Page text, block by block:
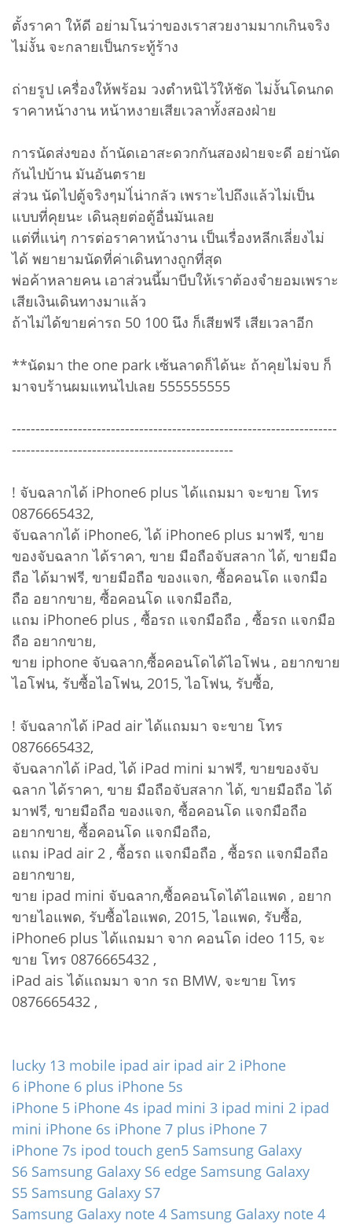
ตั้งราคา ให้ดี อย่ามโนว่าของเราสวยงามมากเกินจริง
ไม่งั้น จะกลายเป็นกระทู้ร้าง
ถ่ายรูป เครื่องให้พร้อม วงตำหนิไว้ให้ชัด ไม่งั้นโดนกด
ราคาหน้างาน หน้าหงายเสียเวลาทั้งสองฝ่าย
การนัดส่งของ ถ้านัดเอาสะดวกกันสองฝ่ายจะดี อย่านัด
กันไปบ้าน มันอันตราย
ส่วน นัดไปตู้จริงๆมไ่น่ากลัว เพราะไปถึงแล้วไม่เป็น
แบบที่คุยนะ เดินลุยต่อตู้อื่นมันเลย
แต่ที่แน่ๆ การต่อราคาหน้างาน เป็นเรื่องหลีกเลี่ยงไม่
ได้ พยายามนัดที่ค่าเดินทางถูกที่สุด
พ่อค้าหลายคน เอาส่วนนี้มาบีบให้เราต้องจำยอมเพราะ
เสียเงินเดินทางมาแล้ว
ถ้าไม่ได้ขายค่ารถ 50 100 นึง ก็เสียฟรี เสียเวลาอีก
**นัดมา the one park เซ้นลาดก็ได้นะ ถ้าคุยไม่จบ ก็
มาจบร้านผมแทนไปเลย 555555555
---------------------------------------------------------------------
-----------------------------------------------
! จับฉลากได้ iPhone6 plus ได้แถมมา จะขาย โทร
0876665432,
จับฉลากได้ iPhone6, ได้ iPhone6 plus มาฟรี, ขาย
ของจับฉลาก ได้ราคา, ขาย มือถือจับสลาก ได้, ขายมือ
ถือ ได้มาฟรี, ขายมือถือ ของแจก, ซื้อคอนโด แจกมือ
ถือ อยากขาย, ซื้อคอนโด แจกมือถือ,
แถม iPhone6 plus , ซื้อรถ แจกมือถือ , ซื้อรถ แจกมือ
ถือ อยากขาย,
ขาย iphone จับฉลาก,ซื้อคอนโดได้ไอโฟน , อยากขาย
ไอโฟน, รับซื้อไอโฟน, 2015, ไอโฟน, รับซื้อ,
! จับฉลากได้ iPad air ได้แถมมา จะขาย โทร
0876665432,
จับฉลากได้ iPad, ได้ iPad mini มาฟรี, ขายของจับ
ฉลาก ได้ราคา, ขาย มือถือจับสลาก ได้, ขายมือถือ ได้
มาฟรี, ขายมือถือ ของแจก, ซื้อคอนโด แจกมือถือ
อยากขาย, ซื้อคอนโด แจกมือถือ,
แถม iPad air 2 , ซื้อรถ แจกมือถือ , ซื้อรถ แจกมือถือ
อยากขาย,
ขาย ipad mini จับฉลาก,ซื้อคอนโดได้ไอแพด , อยาก
ขายไอแพด, รับซื้อไอแพด, 2015, ไอแพด, รับซื้อ,
iPhone6 plus ได้แถมมา จาก คอนโด ideo 115, จะ
ขาย โทร 0876665432 ,
iPad ais ได้แถมมา จาก รถ BMW, จะขาย โทร
0876665432 ,
lucky 13 mobile ipad air ipad air 2 iPhone
6 iPhone 6 plus iPhone 5s
iPhone 5 iPhone 4s ipad mini 3 ipad mini 2 ipad
mini iPhone 6s iPhone 7 plus iPhone 7
iPhone 7s ipod touch gen5 Samsung Galaxy
S6 Samsung Galaxy S6 edge Samsung Galaxy
S5 Samsung Galaxy S7
Samsung Galaxy note 4 Samsung Galaxy note 4